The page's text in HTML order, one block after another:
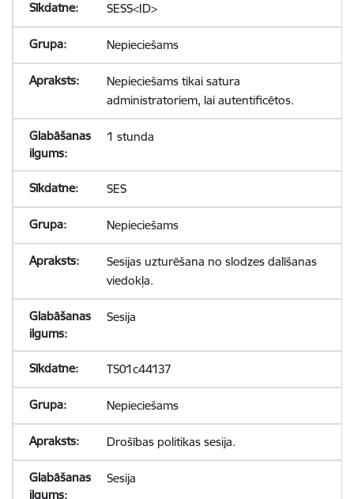
SESS<ID>
Nepieciešams
Nepieciešams tikai satura
administratoriem, lai autentificētos.
1 stunda
SES
Nepieciešams
Sesijas uzturēšana no slodzes dalīšanas
viedokļa.
Sesija
TS01c44137
Nepieciešams
Drošības politikas sesija.
Sesija